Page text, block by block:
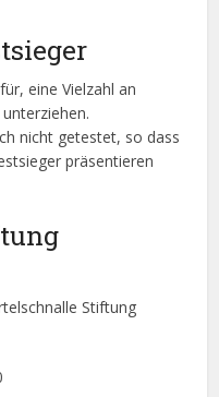
eine Vielzahl an
nicht getestet, so dass
präsentieren
Stiftung